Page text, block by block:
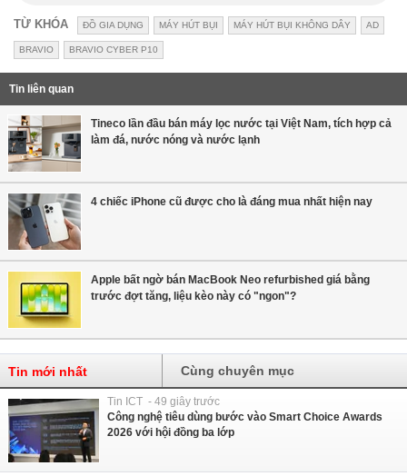
TỪ KHÓA ĐỒ GIA DỤNG MÁY HÚT BỤI MÁY HÚT BỤI KHÔNG DÂY AD
BRAVIO BRAVIO CYBER P10
Tin liên quan
Tineco lần đầu bán máy lọc nước tại Việt Nam, tích hợp cả
làm đá, nước nóng và nước lạnh
4 chiếc iPhone cũ được cho là đáng mua nhất hiện nay
Apple bất ngờ bán MacBook Neo refurbished giá bằng
trước đợt tăng, liệu kèo này có "ngon"?
Tin mới nhất Cùng chuyên mục
Tin ICT - 49 giây trước
Công nghệ tiêu dùng bước vào Smart Choice Awards
2026 với hội đồng ba lớp